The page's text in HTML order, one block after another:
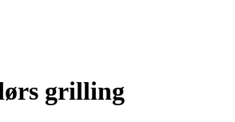
grilling